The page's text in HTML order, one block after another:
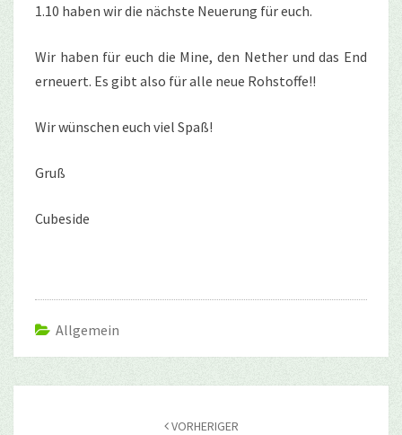
1.10 haben wir die nächste Neuerung für euch.
Wir haben für euch die Mine, den Nether und das End
erneuert. Es gibt also für alle neue Rohstoffe!!
Wir wünschen euch viel Spaß!
Gruß
Cubeside
Allgemein
VORHERIGER